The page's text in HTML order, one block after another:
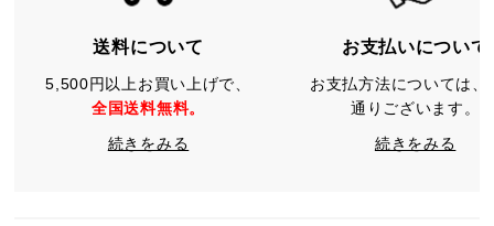
送料について
5,500円以上お買い上げで、
全国送料無料。
続きをみる
お支払いについて
お支払方法については、
通りございます。
続きをみる